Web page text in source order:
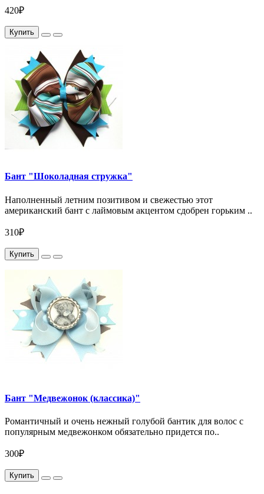
420₽
Купить
Бант "Шоколадная стружка"
Наполненный летним позитивом и свежестью этот
американский бант с лаймовым акцентом сдобрен горьким ..
310₽
Купить
Бант "Медвежонок (классика)"
Романтичный и очень нежный голубой бантик для волос с
популярным медвежонком обязательно придется по..
300₽
Купить